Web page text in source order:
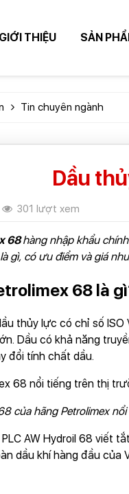
GIỚI THIỆU SẢN
Tin chuyên ngành
Dầu
301 lượt xem
68hàng nhập khẩu
là gì, có ưu điểm và giá
68 là
thủy lực có chỉ số
Dầu có khả năng
đổi tính chất dầu.
của hãng Petrolimex
AW Hydroil 68 viết
dầu khí hàng đầu